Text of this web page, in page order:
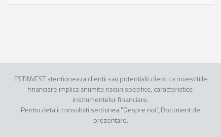
ESTINVEST atentioneaza clientii sau potentialii clienti ca investitiile
financiare implica anumite riscuri specifice, caracteristice
instrumentelor financiare.
Pentru detalii consultati sectiunea "Despre noi", Document de
prezentare.